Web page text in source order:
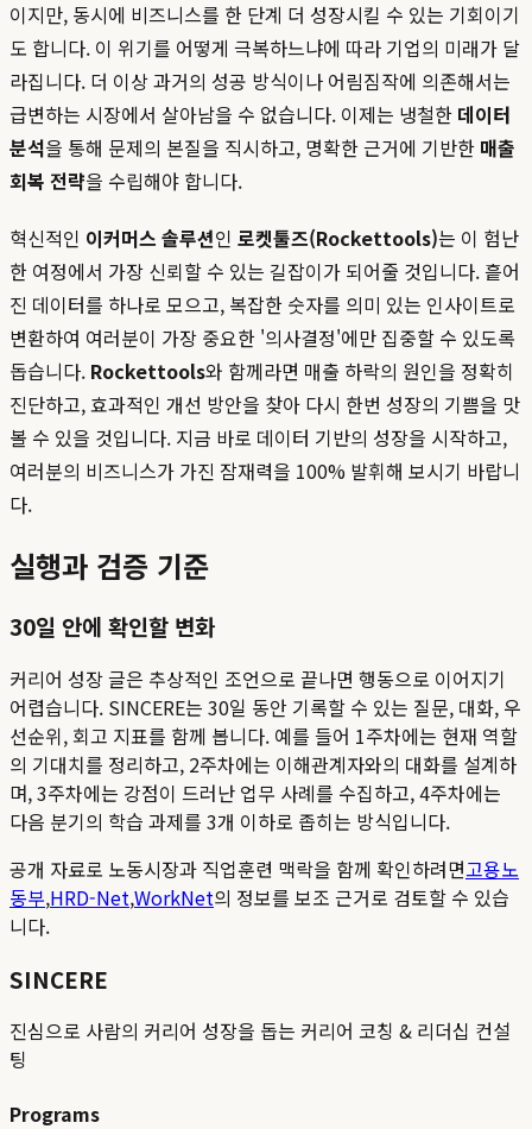
이지만, 동시에 비즈니스를 한 단계 더 성장시킬 수 있는 기회이기
도 합니다. 이 위기를 어떻게 극복하느냐에 따라 기업의 미래가 달
라집니다. 더 이상 과거의 성공 방식이나 어림짐작에 의존해서는
급변하는 시장에서 살아남을 수 없습니다. 이제는 냉철한 데이터
분석을 통해 문제의 본질을 직시하고, 명확한 근거에 기반한 매출
회복 전략을 수립해야 합니다.
혁신적인 이커머스 솔루션인 로켓툴즈(Rockettools)는 이 험난
한 여정에서 가장 신뢰할 수 있는 길잡이가 되어줄 것입니다. 흩어
진 데이터를 하나로 모으고, 복잡한 숫자를 의미 있는 인사이트로
변환하여 여러분이 가장 중요한 '의사결정'에만 집중할 수 있도록
돕습니다. Rockettools와 함께라면 매출 하락의 원인을 정확히
진단하고, 효과적인 개선 방안을 찾아 다시 한번 성장의 기쁨을 맛
볼 수 있을 것입니다. 지금 바로 데이터 기반의 성장을 시작하고,
여러분의 비즈니스가 가진 잠재력을 100% 발휘해 보시기 바랍니
다.
실행과 검증 기준
30일 안에 확인할 변화
커리어 성장 글은 추상적인 조언으로 끝나면 행동으로 이어지기
어렵습니다. SINCERE는 30일 동안 기록할 수 있는 질문, 대화, 우
선순위, 회고 지표를 함께 봅니다. 예를 들어 1주차에는 현재 역할
의 기대치를 정리하고, 2주차에는 이해관계자와의 대화를 설계하
며, 3주차에는 강점이 드러난 업무 사례를 수집하고, 4주차에는
다음 분기의 학습 과제를 3개 이하로 좁히는 방식입니다.
공개 자료로 노동시장과 직업훈련 맥락을 함께 확인하려면고용노
동부,HRD-Net,WorkNet의 정보를 보조 근거로 검토할 수 있습
니다.
SINCERE
진심으로 사람의 커리어 성장을 돕는 커리어 코칭 & 리더십 컨설
팅
Programs